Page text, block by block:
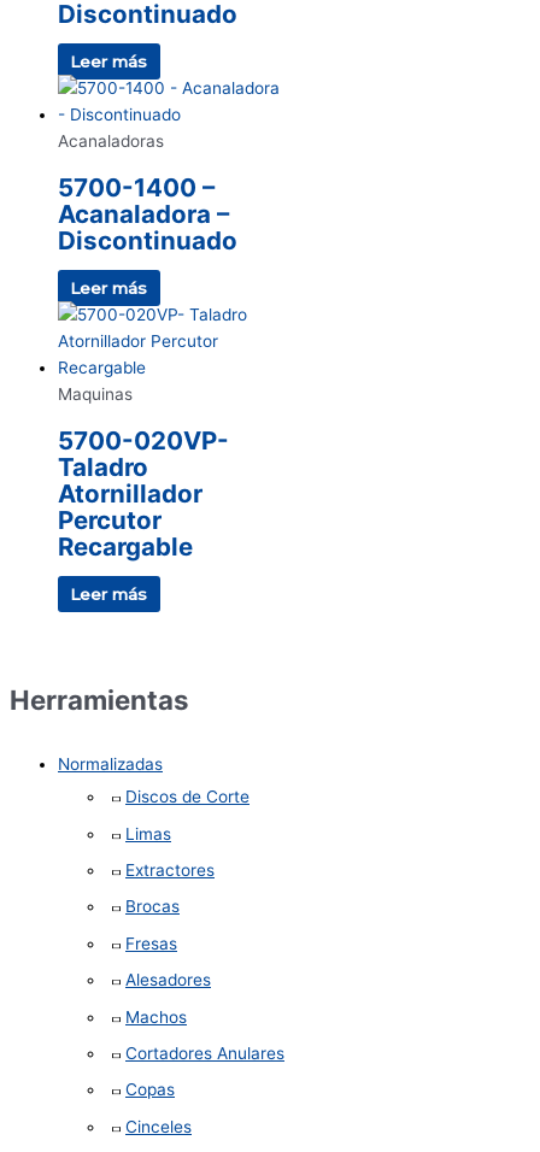
Discontinuado
Leer más
Acanaladoras
5700-1400 –
Acanaladora –
Discontinuado
Leer más
Maquinas
5700-020VP-
Taladro
Atornillador
Percutor
Recargable
Leer más
Herramientas
Normalizadas
Discos de Corte
Limas
Extractores
Brocas
Fresas
Alesadores
Machos
Cortadores Anulares
Copas
Cinceles